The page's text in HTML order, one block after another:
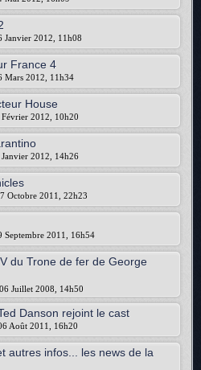
Janvier 2012, 11h08
France 4
Mars 2012, 11h34
House
2012, 10h20
2012, 14h26
Octobre 2011, 22h23
Septembre 2011, 16h54
du Trone de fer de George
Juillet 2008, 14h50
Danson rejoint le cast
Août 2011, 16h20
autres infos... les news de la